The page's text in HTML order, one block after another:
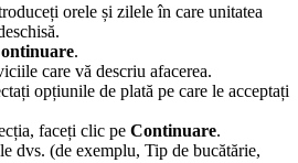
orele și zilele în care unitatea
.
care vă descriu afacerea.
opțiunile de plată pe care le acceptați
faceți clic pe Continuare.
dvs. (de exemplu, Tip de bucătărie,